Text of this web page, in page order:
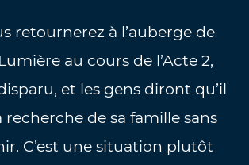
retournerez à l’auberge de
au cours de l’Acte 2,
et les gens diront qu’il
recherche de sa famille sans
C’est une situation plutôt